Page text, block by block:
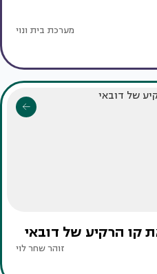
מערכת בית ונוי
קו הרקיע של דובאי
זוהר שחר לוי